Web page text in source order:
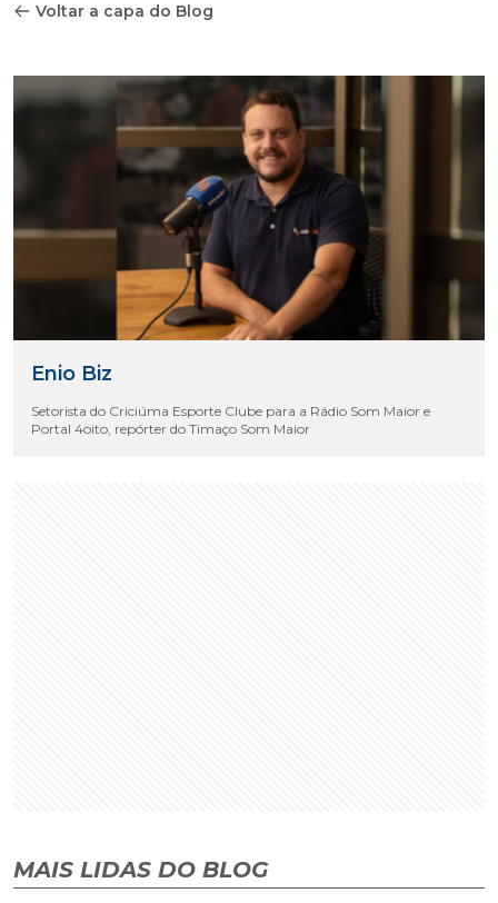
Voltar a capa do Blog
Enio Biz
Setorista do Criciúma Esporte Clube para a Rádio Som Maior e
Portal 4oito, repórter do Timaço Som Maior
MAIS LIDAS DO BLOG